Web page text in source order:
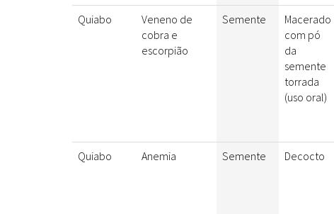
Quiabo
Veneno de
cobra e
escorpião
Semente
Macerado
com pó
da
semente
torrada
(uso oral)
Quiabo Anemia Semente Decocto